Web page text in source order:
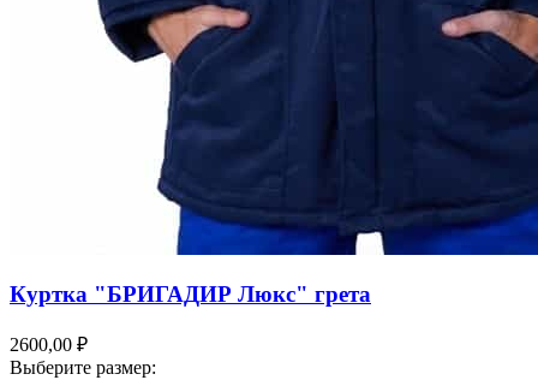
Куртка "БРИГАДИР Люкс" грета
2600,00 ₽
Выберите размер: